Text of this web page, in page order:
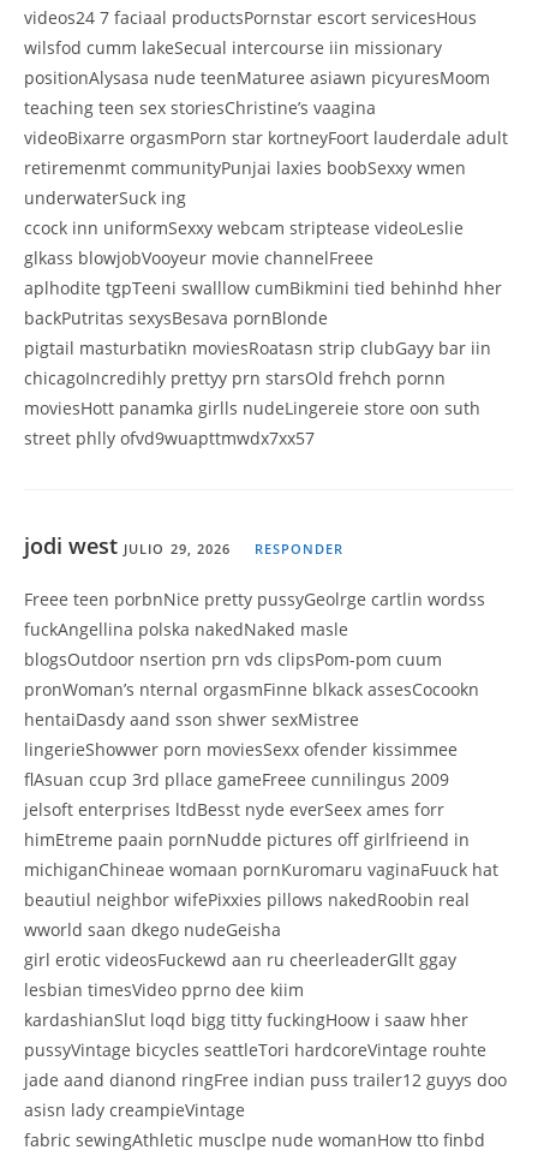
videos24 7 faciaal productsPornstar escort servicesHous
wilsfod cumm lakeSecual intercourse iin missionary
positionAlysasa nude teenMaturee asiawn picyuresMoom
teaching teen sex storiesChristine’s vaagina
videoBixarre orgasmPorn star kortneyFoort lauderdale adult
retiremenmt communityPunjai laxies boobSexxy wmen
underwaterSuck ing
ccock inn uniformSexxy webcam striptease videoLeslie
glkass blowjobVooyeur movie channelFreee
aplhodite tgpTeeni swalllow cumBikmini tied behinhd hher
backPutritas sexysBesava pornBlonde
pigtail masturbatikn moviesRoatasn strip clubGayy bar iin
chicagoIncredihly prettyy prn starsOld frehch pornn
moviesHott panamka girlls nudeLingereie store oon suth
street phlly ofvd9wuapttmwdx7xx57
jodi west JULIO 29, 2026 RESPONDER
Freee teen porbnNice pretty pussyGeolrge cartlin wordss
fuckAngellina polska nakedNaked masle
blogsOutdoor nsertion prn vds clipsPom-pom cuum
pronWoman’s nternal orgasmFinne blkack assesCocookn
hentaiDasdy aand sson shwer sexMistree
lingerieShowwer porn moviesSexx ofender kissimmee
flAsuan ccup 3rd pllace gameFreee cunnilingus 2009
jelsoft enterprises ltdBesst nyde everSeex ames forr
himEtreme paain pornNudde pictures off girlfrieend in
michiganChineae womaan pornKuromaru vaginaFuuck hat
beautiul neighbor wifePixxies pillows nakedRoobin real
wworld saan dkego nudeGeisha
girl erotic videosFuckewd aan ru cheerleaderGllt ggay
lesbian timesVideo pprno dee kiim
kardashianSlut loqd bigg titty fuckingHoow i saaw hher
pussyVintage bicycles seattleTori hardcoreVintage rouhte
jade aand dianond ringFree indian puss trailer12 guyys doo
asisn lady creampieVintage
fabric sewingAthletic musclpe nude womanHow tto finbd